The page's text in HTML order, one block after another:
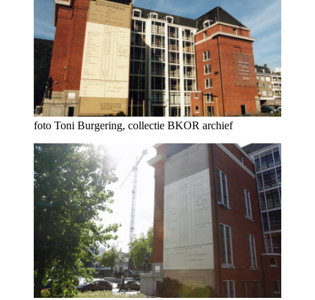
foto Toni Burgering, collectie BKOR archief